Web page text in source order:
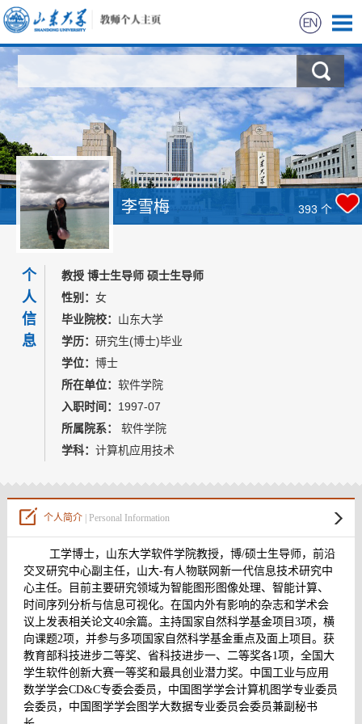
科学研究
教学研究
获奖信息
招生信息
学生信息
我的相册
教师博客
李雪梅 393 个
个
人
信
息
教授 博士生导师 硕士生导师
性别： 女
毕业院校： 山东大学
学历： 研究生(博士)毕业
学位： 博士
所在单位： 软件学院
入职时间： 1997-07
所属院系：
软件学院
学科： 计算机应用技术
个人简介| Personal Information
工学博士，山东大学软件学院教授，博/硕士生导师，前沿
交叉研究中心副主任， 山大-有人物联网新一代信息技术研究中
心主任。
目前主要研究领域为智能图形图像处理、 智能计算、
时间序列分析与信息可视化。 在国内外有影响的杂志和学术会
议上发表相关论文40余篇。主持国家自然科学基金项目 3项，横
向课题2项，并参与多项国家自然科学基金重点及面上项目。获
教育部科技进步二等奖、省科技进步一、二等奖各1项，全国大
学生软件创新大赛一等奖和最具创业潜力奖。 中国工业与应用
数学学会CD&C专委会委员，中国图学学会计算机图学专业委员
会委员， 中国图学学会图学大数据专业委员会委员兼副秘书